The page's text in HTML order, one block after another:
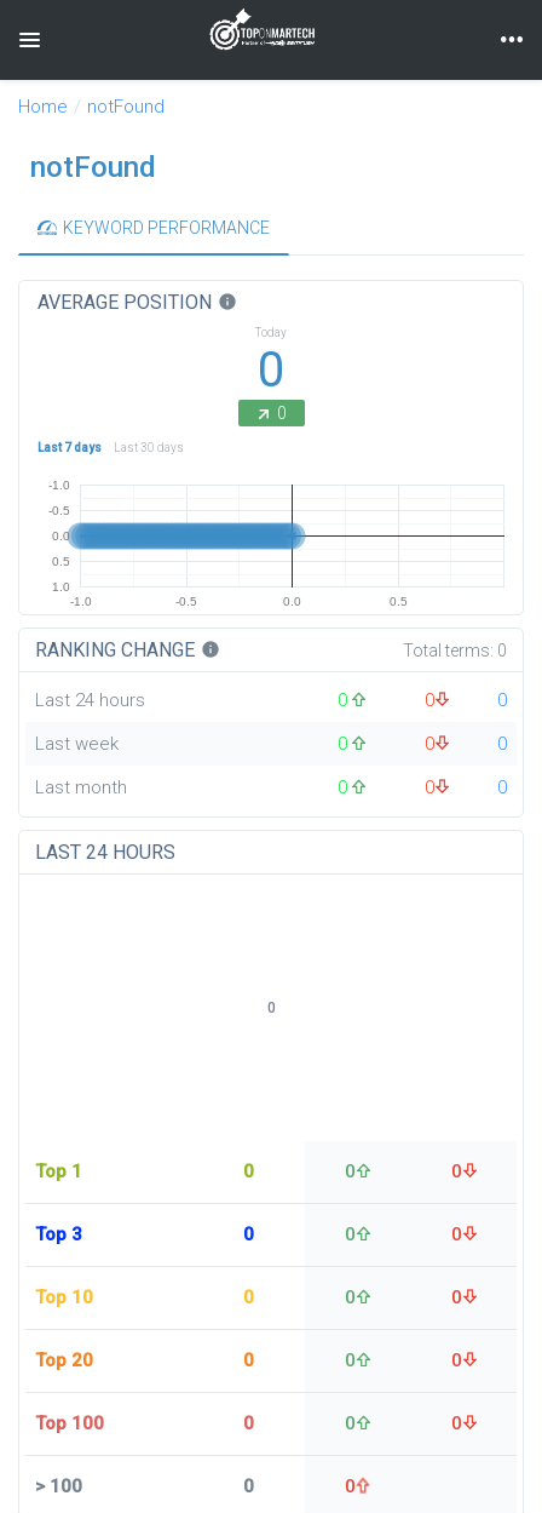
Toggle navigation
Home notFound
notFound
KEYWORD PERFORMANCE
AVERAGE POSITION info
Today
0
0
Last 7 days Last 30 days
-1.0 -0.5 0.0 0.5
-1.0
-0.5
0.0
0.5
1.0
RANKING CHANGE info Total terms: 0
Last 24 hours 0 0
0
Last week
0 0
0
Last month
0 0 0
LAST 24 HOURS
Top 1 0 0 0
Top 3 0 0 0
Top 10 0 0 0
Top 20 0 0 0
Top 100 0 0 0
>100 0 0
0